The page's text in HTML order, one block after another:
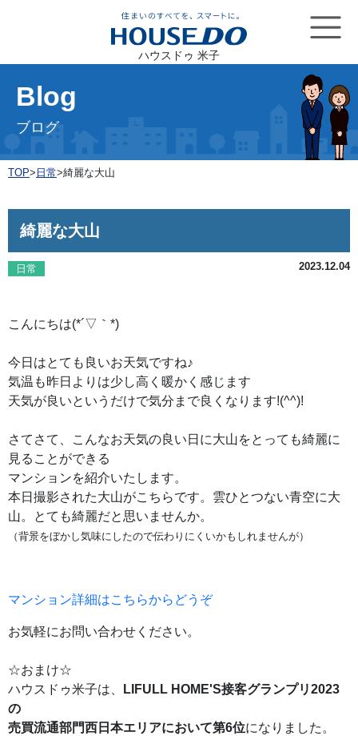
ハウスドゥ 米子
Blog
ブログ
TOP> 日常>綺麗な大山
綺麗な大山
日常 2023.12.04
こんにちは(*´▽｀*)
今日はとても良いお天気ですね♪
気温も昨日よりは少し高く暖かく感じます
天気が良いというだけで気分まで良くなります!(^^)!
さてさて、こんなお天気の良い日に大山をとっても綺麗に
見ることができる
マンションを紹介いたします。
本日撮影された大山がこちらです。雲ひとつない青空に大
山。とても綺麗だと思いませんか。
（背景をぼかし気味にしたので伝わりにくいかもしれませんが）
マンション詳細はこちらからどうぞ
お気軽にお問い合わせください。
☆おまけ☆
ハウスドゥ米子は、
LIFULL HOME'S接客グランプリ2023
の
売買流通部門西日本エリアにおいて第6位になりました。